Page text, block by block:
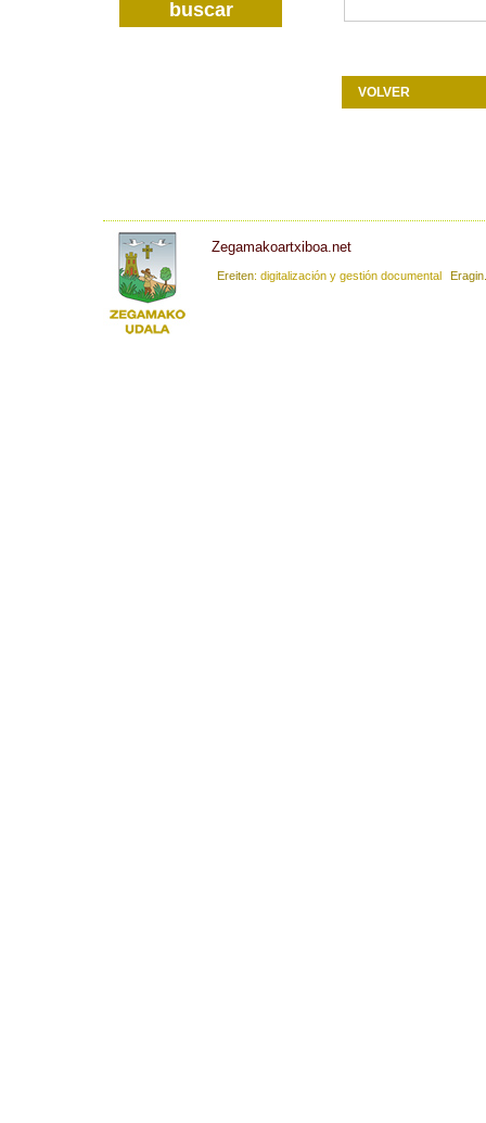
VOLVER
Zegamakoartxiboa.net
Ereiten: digitalización y gestión documental